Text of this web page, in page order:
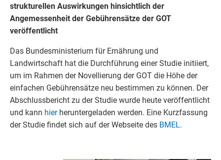
strukturellen Auswirkungen hinsichtlich der
Angemessenheit der Gebührensätze der GOT
veröffentlicht
Das Bundesministerium für Ernährung und
Landwirtschaft hat die Durchführung einer Studie initiiert,
um im Rahmen der Novellierung der GOT die Höhe der
einfachen Gebührensätze neu bestimmen zu können. Der
Abschlussbericht zu der Studie wurde heute veröffentlicht
und kann hierheruntergeladen werden. Eine Kurzfassung
der Studie findet sich auf der Webseite des BMEL.